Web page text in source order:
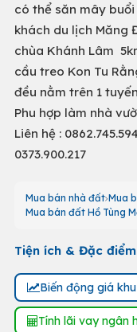
có thể săn mây
khách du lịch Măng
chùa Khánh Lâm
cầu treo Kon Tu
đều nằm trên 1
Phu hợp làm nhà
Liên hệ :
0373.900.217
Mua bán nhà đất Mua
Mua bán đất Hồ Tùng
Tiện ích & Đặc điểm
Biến động giá
Tính lãi vay ngân